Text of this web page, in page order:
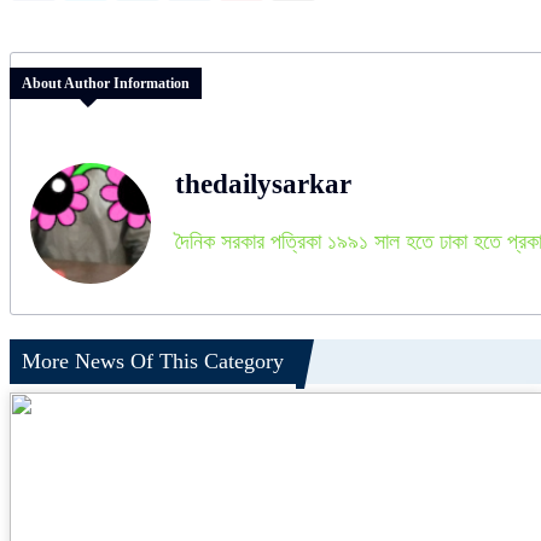
About Author Information
thedailysarkar
দৈনিক সরকার পত্রিকা ১৯৯১ সাল হতে ঢাকা হতে
More News Of This Category